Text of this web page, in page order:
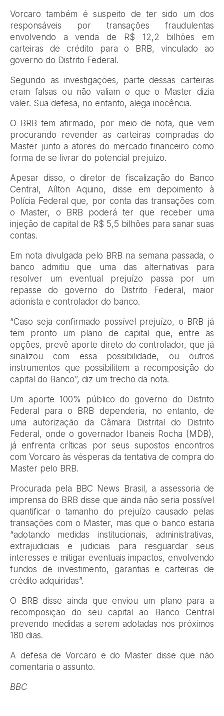
Vorcaro também é suspeito de ter sido um dos
responsáveis por transações fraudulentas
envolvendo a venda de R$ 12,2 bilhões em
carteiras de crédito para o BRB, vinculado ao
governo do Distrito Federal.
Segundo as investigações, parte dessas carteiras
eram falsas ou não valiam o que o Master dizia
valer. Sua defesa, no entanto, alega inocência.
O BRB tem afirmado, por meio de nota, que vem
procurando revender as carteiras compradas do
Master junto a atores do mercado financeiro como
forma de se livrar do potencial prejuízo.
Apesar disso, o diretor de fiscalização do Banco
Central, Aílton Aquino, disse em depoimento à
Polícia Federal que, por conta das transações com
o Master, o BRB poderá ter que receber uma
injeção de capital de R$ 5,5 bilhões para sanar suas
contas.
Em nota divulgada pelo BRB na semana passada, o
banco admitiu que uma das alternativas para
resolver um eventual prejuízo passa por um
repasse do governo do Distrito Federal, maior
acionista e controlador do banco.
“Caso seja confirmado possível prejuízo, o BRB já
tem pronto um plano de capital que, entre as
opções, prevê aporte direto do controlador, que já
sinalizou com essa possibilidade, ou outros
instrumentos que possibilitem a recomposição do
capital do Banco”, diz um trecho da nota.
Um aporte 100% público do governo do Distrito
Federal para o BRB dependeria, no entanto, de
uma autorização da Câmara Distrital do Distrito
Federal, onde o governador Ibaneis Rocha (MDB),
já enfrenta críticas por seus supostos encontros
com Vorcaro às vésperas da tentativa de compra do
Master pelo BRB.
Procurada pela BBC News Brasil, a assessoria de
imprensa do BRB disse que ainda não seria possível
quantificar o tamanho do prejuízo causado pelas
transações com o Master, mas que o banco estaria
“adotando medidas institucionais, administrativas,
extrajudiciais e judiciais para resguardar seus
interesses e mitigar eventuais impactos, envolvendo
fundos de investimento, garantias e carteiras de
crédito adquiridas”.
O BRB disse ainda que enviou um plano para a
recomposição do seu capital ao Banco Central
prevendo medidas a serem adotadas nos próximos
180 dias.
A defesa de Vorcaro e do Master disse que não
comentaria o assunto.
BBC